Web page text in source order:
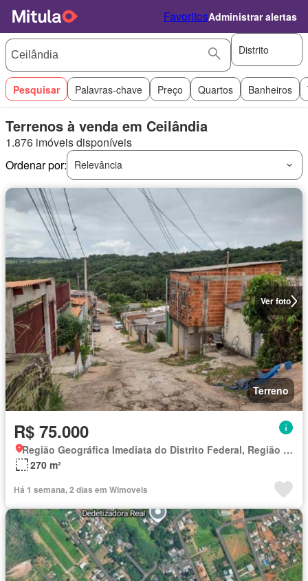
FavoritosAdministrar alertas
Distrito
Pesquisar Palavras-chave Preço Quartos Banheiros
Terrenos à venda em Ceilândia
1.876 imóveis disponíveis
Ordenar por:
Relevância
Ver foto
Terreno
R$ 75.000
Região Geográfica Imediata do Distrito Federal, Região Integrada de Desenvolvimento do Distrito Federal e Entorno
270 m²
Há 1 semana, 2 dias em Wimoveis